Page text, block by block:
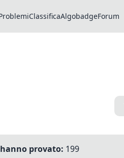
ClassificaAlgobadgeForum
provato: 199